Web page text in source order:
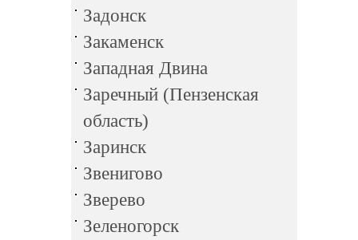
Задонск
Закаменск
Западная Двина
Заречный (Пензенская
область)
Заринск
Звенигово
Зверево
Зеленогорск